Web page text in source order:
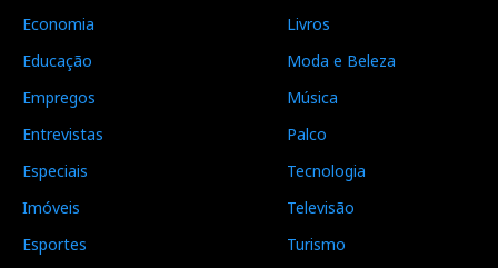
Economia
Educação
Empregos
Entrevistas
Especiais
Imóveis
Esportes
Livros
Moda e Beleza
Música
Palco
Tecnologia
Televisão
Turismo